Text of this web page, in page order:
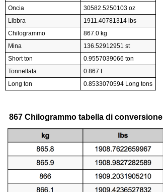
Oncia
30582.5250103 oz
Libbra
1911.40781314 lbs
Chilogrammo
867.0 kg
Mina
136.52912951 st
Short ton
0.9557039066 ton
Tonnellata
0.867 t
Long ton
0.8533070594 Long tons
867 Chilogrammo tabella di conversione